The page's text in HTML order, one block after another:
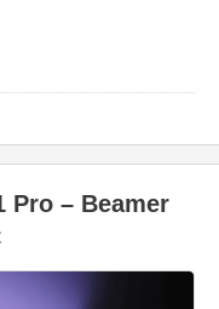
Pro – Beamer